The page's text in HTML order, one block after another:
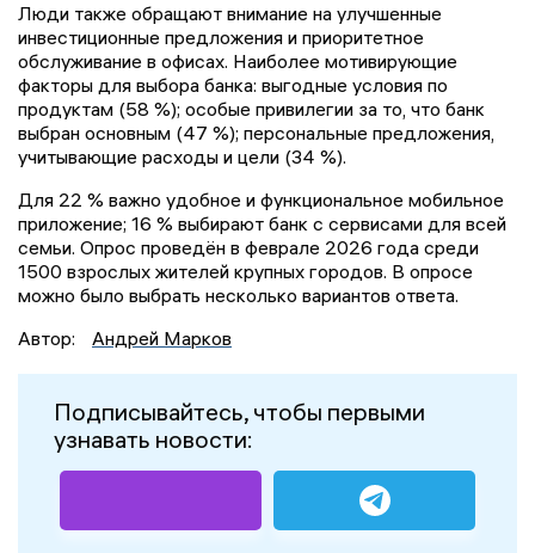
Люди также обращают внимание на улучшенные
инвестиционные предложения и приоритетное
обслуживание в офисах. Наиболее мотивирующие
факторы для выбора банка: выгодные условия по
продуктам (58 %); особые привилегии за то, что банк
выбран основным (47 %); персональные предложения,
учитывающие расходы и цели (34 %).
Для 22 % важно удобное и функциональное мобильное
приложение; 16 % выбирают банк с сервисами для всей
семьи. Опрос проведён в феврале 2026 года среди
1500 взрослых жителей крупных городов. В опросе
можно было выбрать несколько вариантов ответа.
Автор:
Андрей Марков
Подписывайтесь, чтобы первыми
узнавать новости: